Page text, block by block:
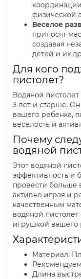
физической
Веселое
приносят
создавая
детей и их
Для кого
пистолет?
Водяной
3 лет и старше.
вашего ребенка,
веселость и
Почему
водяной
Этот водяной
эффективность и
провести больше
активно играя и
качественным
водяной
игрушкой вашего
Материал:
Длина